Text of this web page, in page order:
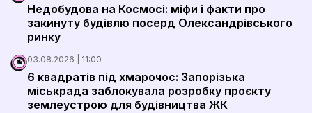
Недобудова на Космосі: міфи і факти про
закинуту будівлю посерд Олександрівського
ринку
03.08.2026 | 11:00
6 квадратів під хмарочос: Запорізька
міськрада заблокувала розробку проєкту
землеустрою для будівництва ЖК